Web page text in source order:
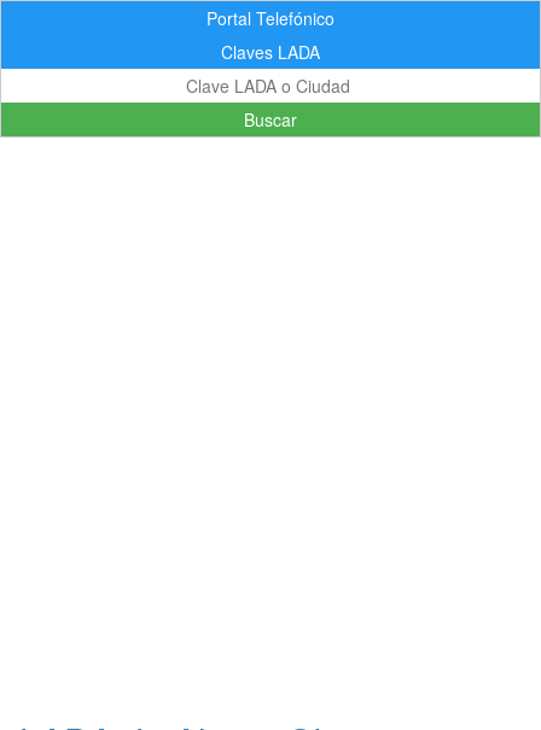
Portal Telefónico
Claves LADA
Buscar